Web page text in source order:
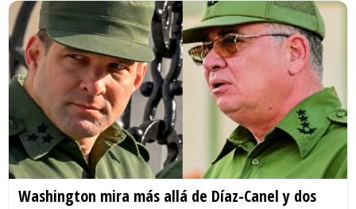
Washington mira más allá de Díaz-Canel y dos